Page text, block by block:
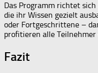
Das Programm richtet
die ihr Wissen gezielt
oder Fortgeschrittene –
profitieren alle
Fazit